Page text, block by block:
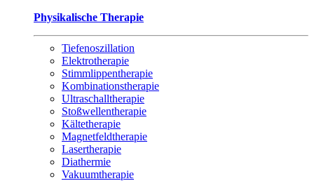
Physikalische Therapie
Tiefenoszillation
Elektrotherapie
Stimmlippentherapie
Kombinationstherapie
Ultraschalltherapie
Stoßwellentherapie
Kältetherapie
Magnetfeldtherapie
Lasertherapie
Diathermie
Vakuumtherapie